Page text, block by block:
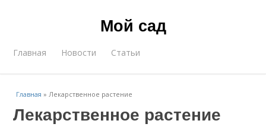
Мой сад
Главная Новости Статьи
Главная »Лекарственное растение
Лекарственное растение